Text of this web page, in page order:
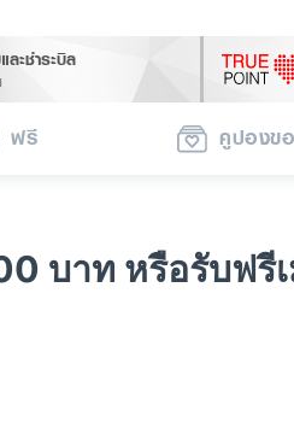
ะชำระบิล
ฟรี คูปองข
บาท หรือรับฟรี